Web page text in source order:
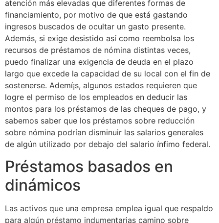
atención más elevadas que diferentes formas de
financiamiento, por motivo de que está gastando
ingresos buscados de ocultar un gasto presente.
Además, si exige desistido así­ como reembolsa los
recursos de préstamos de nómina distintas veces,
puedo finalizar una exigencia de deuda en el plazo
largo que excede la capacidad de su local con el fin de
sostenerse. Ademí¡s, algunos estados requieren que
logre el permiso de los empleados en deducir las
montos para los préstamos de las cheques de pago, y
sabemos saber que los préstamos sobre reducción
sobre nómina podrían disminuir las salarios generales
de algún utilizado por debajo del salario ínfimo federal.
Préstamos basados ​​en
dinámicos
Las activos que una empresa emplea igual que respaldo
para algún préstamo indumentarias camino sobre